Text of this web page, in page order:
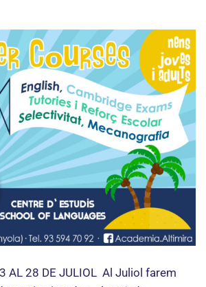
3 AL 28 DE JULIOL Al Juliol farem